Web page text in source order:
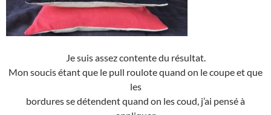
Je suis assez contente du résultat.
Mon soucis étant que le pull roulote quand on le coupe et que
les
bordures se détendent quand on les coud, j’ai pensé à